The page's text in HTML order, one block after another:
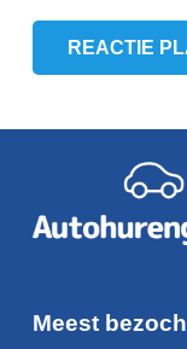
REACTIE
Meest